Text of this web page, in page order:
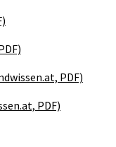
PDF)
PDF)